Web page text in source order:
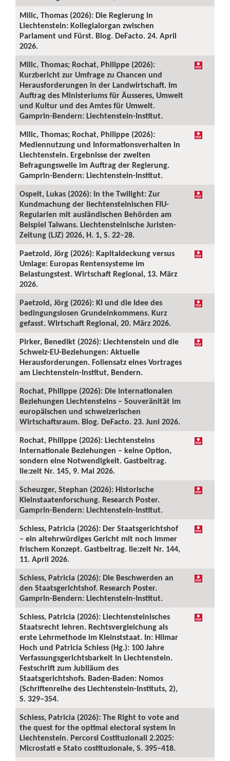
Milic, Thomas (2026): Die Regierung in
Liechtenstein: Kollegialorgan zwischen
Parlament und Fürst. Blog. DeFacto. 24. April
2026.
Milic, Thomas; Rochat, Philippe (2026):
Kurzbericht zur Umfrage zu Chancen und
Herausforderungen in der Landwirtschaft. Im
Auftrag des Ministeriums für Äusseres, Umwelt
und Kultur und des Amtes für Umwelt.
Gamprin-Bendern: Liechtenstein-Institut.
Milic, Thomas; Rochat, Philippe (2026):
Mediennutzung und Informationsverhalten in
Liechtenstein. Ergebnisse der zweiten
Befragungswelle im Auftrag der Regierung.
Gamprin-Bendern: Liechtenstein-Institut.
Ospelt, Lukas (2026): In the Twilight: Zur
Kundmachung der liechtensteinischen FIU-
Regularien mit ausländischen Behörden am
Beispiel Taiwans. Liechtensteinische Juristen-
Zeitung (LJZ) 2026, H. 1, S. 22–28.
Paetzold, Jörg (2026): Kapitaldeckung versus
Umlage: Europas Rentensysteme im
Belastungstest. Wirtschaft Regional, 13. März
2026.
Paetzold, Jörg (2026): KI und die Idee des
bedingungslosen Grundeinkommens. Kurz
gefasst. Wirtschaft Regional, 20. März 2026.
Pirker, Benedikt (2026): Liechtenstein und die
Schweiz-EU-Beziehungen: Aktuelle
Herausforderungen. Foliensatz eines Vortrages
am Liechtenstein-Institut, Bendern.
Rochat, Philippe (2026): Die internationalen
Beziehungen Liechtensteins – Souveränität im
europäischen und schweizerischen
Wirtschaftsraum. Blog. DeFacto. 23. Juni 2026.
Rochat, Philippe (2026): Liechtensteins
internationale Beziehungen – keine Option,
sondern eine Notwendigkeit. Gastbeitrag.
lie:zeit Nr. 145, 9. Mai 2026.
Scheuzger, Stephan (2026): Historische
Kleinstaatenforschung. Research Poster.
Gamprin-Bendern: Liechtenstein-Institut.
Schiess, Patricia (2026): Der Staatsgerichtshof
– ein altehrwürdiges Gericht mit noch immer
frischem Konzept. Gastbeitrag. lie:zeit Nr. 144,
11. April 2026.
Schiess, Patricia (2026): Die Beschwerden an
den Staatsgerichtshof. Research Poster.
Gamprin-Bendern: Liechtenstein-Institut.
Schiess, Patricia (2026): Liechtensteinisches
Staatsrecht lehren. Rechtsvergleichung als
erste Lehrmethode im Kleinststaat. In: Hilmar
Hoch und Patricia Schiess (Hg.): 100 Jahre
Verfassungsgerichtsbarkeit in Liechtenstein.
Festschrift zum Jubiläum des
Staatsgerichtshofs. Baden-Baden: Nomos
(Schriftenreihe des Liechtenstein-Instituts, 2),
S. 329–354.
Schiess, Patricia (2026): The Right to vote and
the quest for the optimal electoral system in
Liechtenstein. Percorsi Costituzionali 2.2025:
Microstati e Stato costituzionale, S. 395–418.